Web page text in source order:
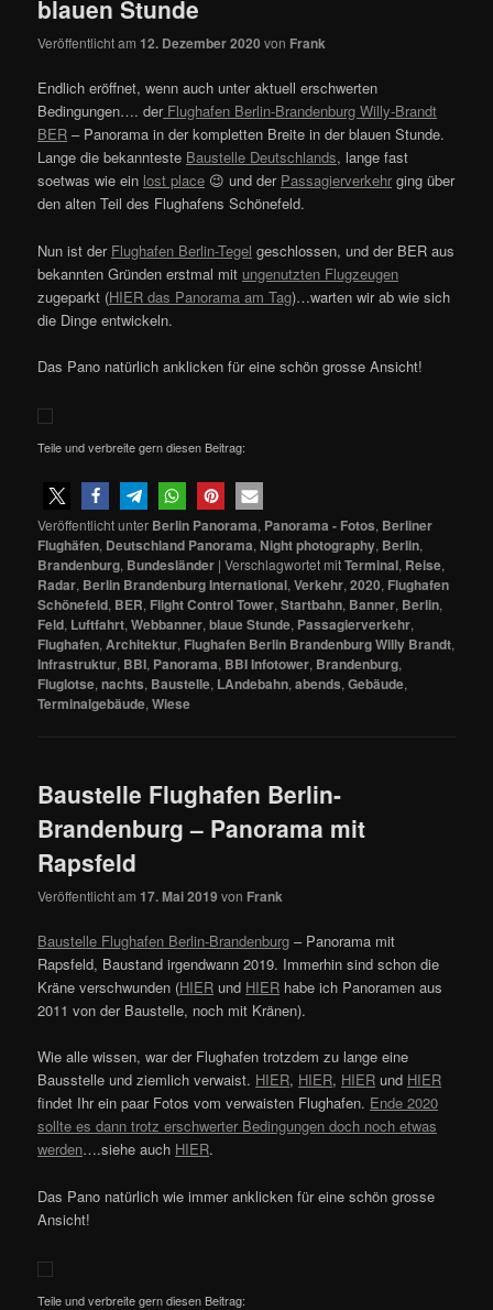
blauen Stunde
Veröffentlicht am 12. Dezember 2020 von Frank
Endlich eröffnet, wenn auch unter aktuell erschwerten
Bedingungen…. derFlughafen Berlin-Brandenburg Willy-Brandt
BER – Panorama in der kompletten Breite in der blauen Stunde.
Lange die bekannteste Baustelle Deutschlands, lange fast
soetwas wie ein lost place 😉 und der Passagierverkehr ging über
den alten Teil des Flughafens Schönefeld.
Nun ist der Flughafen Berlin-Tegel geschlossen, und der BER aus
bekannten Gründen erstmal mit ungenutzten Flugzeugen
zugeparkt (HIER das Panorama am Tag)…warten wir ab wie sich
die Dinge entwickeln.
Das Pano natürlich anklicken für eine schön grosse Ansicht!
Teile und verbreite gern diesen Beitrag:
Veröffentlicht unter Berlin Panorama, Panorama - Fotos, Berliner
Flughäfen, Deutschland Panorama, Night photography, Berlin,
Brandenburg, Bundesländer |Verschlagwortet mitTerminal, Reise,
Radar, Berlin Brandenburg International,Verkehr,2020, Flughafen
Schönefeld, BER, Flight Control Tower,Startbahn, Banner, Berlin,
Feld, Luftfahrt,Webbanner,blaue Stunde, Passagierverkehr,
Flughafen, Architektur, Flughafen Berlin Brandenburg Willy Brandt,
Infrastruktur, BBI, Panorama, BBI Infotower, Brandenburg,
Fluglotse,nachts, Baustelle, LAndebahn,abends,Gebäude,
Terminalgebäude,Wiese
Baustelle Flughafen Berlin-
Brandenburg – Panorama mit
Rapsfeld
Veröffentlicht am 17. Mai 2019 von Frank
Baustelle Flughafen Berlin-Brandenburg – Panorama mit
Rapsfeld, Baustand irgendwann 2019. Immerhin sind schon die
Kräne verschwunden (HIER und HIER habe ich Panoramen aus
2011 von der Baustelle, noch mit Kränen).
Wie alle wissen, war der Flughafen trotzdem zu lange eine
Bausstelle und ziemlich verwaist. HIER, HIER, HIER und HIER
findet Ihr ein paar Fotos vom verwaisten Flughafen. Ende 2020
sollte es dann trotz erschwerter Bedingungen doch noch etwas
werden….siehe auch HIER.
Das Pano natürlich wie immer anklicken für eine schön grosse
Ansicht!
Teile und verbreite gern diesen Beitrag: